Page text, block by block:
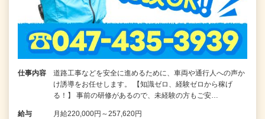
仕事内容
道路工事などを安全に進めるために、車両や通行人への声か
け誘導をお任せします。 【知識ゼロ、経験ゼロから稼げ
る！】 事前の研修があるので、未経験の方もご安…
給与 月給220,000円～257,620円